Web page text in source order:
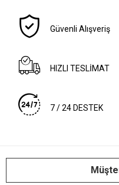
Güvenli Alışveriş
HIZLI TESLİMAT
7 / 24 DESTEK